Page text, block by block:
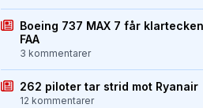
Boeing 737 MAX 7 får
FAA
3 kommentarer
262 piloter tar strid mot Ryanair
12 kommentarer